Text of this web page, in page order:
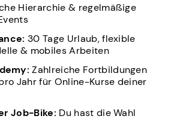
Hierarchie & regelmäßige
30 Tage Urlaub, flexible
& mobiles Arbeiten
Zahlreiche Fortbildungen
Jahr für Online-Kurse deiner
Job-Bike: Du hast die Wahl